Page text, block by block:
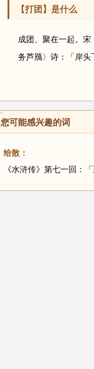
【打团】是什么
成团、聚在一起。
务芦鴈〉诗：「岸头
您可能感兴趣的词
给散：
《水浒传》第七一回：